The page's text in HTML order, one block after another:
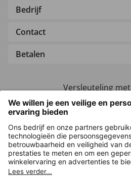
Bedrijf
Contact
Betalen
Versleuteling met
Overige webwinkels
Nederland